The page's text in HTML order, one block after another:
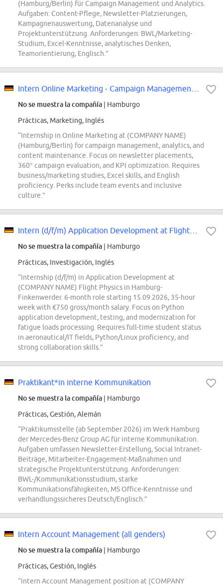
(Hamburg/Berlin) für Campaign Management und Analytics.
Aufgaben: Content-Pflege, Newsletter-Platzierungen,
Kampagnenauswertung, Datenanalyse und
Projektunterstützung. Anforderungen: BWL/Marketing-
Studium, Excel-Kenntnisse, analytisches Denken,
Teamorientierung, Englisch.”
No se muestra la compañía | Hamburgo
Prácticas, Marketing, Inglés
“Internship in Online Marketing at (COMPANY NAME)
(Hamburg/Berlin) for campaign management, analytics, and
content maintenance. Focus on newsletter placements,
360° campaign evaluation, and KPI optimization. Requires
business/marketing studies, Excel skills, and English
proficiency. Perks include team events and inclusive
culture.”
No se muestra la compañía | Hamburgo
Prácticas, Investigación, Inglés
“Internship (d/f/m) in Application Development at
(COMPANY NAME) Flight Physics in Hamburg-
Finkenwerder. 6-month role starting 15.09.2026, 35-hour
week with €750 gross/month salary. Focus on Python
application development, testing, and modernization for
fatigue loads processing. Requires full-time student status
in aeronautical/IT fields, Python/Linux proficiency, and
strong collaboration skills.”
Praktikant*in interne Kommunikation
No se muestra la compañía | Hamburgo
Prácticas, Gestión, Alemán
“Praktikumsstelle (ab September 2026) im Werk Hamburg
der Mercedes-Benz Group AG für interne Kommunikation.
Aufgaben umfassen Newsletter-Erstellung, Social Intranet-
Beiträge, Mitarbeiter-Engagement-Maßnahmen und
strategische Projektunterstützung. Anforderungen:
BWL-/Kommunikationsstudium, starke
Kommunikationsfähigkeiten, MS Office-Kenntnisse und
verhandlungssicheres Deutsch/Englisch.”
Intern Account Management (all genders)
No se muestra la compañía | Hamburgo
Prácticas, Gestión, Inglés
“Intern Account Management position at (COMPANY